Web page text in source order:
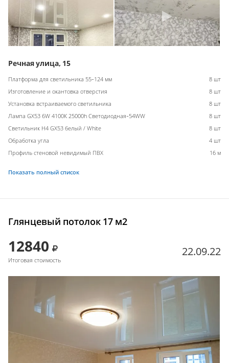
Речная улица, 15
Платформа для светильника 55-124 мм
8 шт
Изготовление и окантовка отверстия
8 шт
Установка встраиваемого светильника
8 шт
Лампа GX53 6W 4100К 25000h Светодиодная-54WW
8 шт
Светильник H4 GX53 белый / White
8 шт
Обработка угла
4 шт
Профиль стеновой невидимый ПВХ
16 м
Показать полный список
Глянцевый потолок 17 м2
12840
Итоговая стоимость
22.09.22